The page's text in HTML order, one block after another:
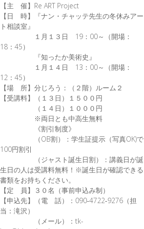
【主 催】Re ART Project
【日 時】『ナン・チャッテ先生の冬休みアー
ト相談室』
１月１３日 19：00～（開場：
18：45）
『知ったか美術史』
１月１４日 13：00～（開場：
12：45）
【場 所】分じろう：（２階）ルーム２
【受講料】（１３日）１５００円
（１４日）１０００円
※両日とも中高生無料
《割引制度》
（OB割）：学生証提示（写真OK)で
100円割引
（ジャスト誕生日割）：講義日が誕
生日の人は受講料無料！※誕生日が確認できる
書類をお持ちください。
【定 員】３０名（事前申込み制）
【申込先】（電 話）：090‐4722‐9276（担
当：滝沢）
（メール）：tk-